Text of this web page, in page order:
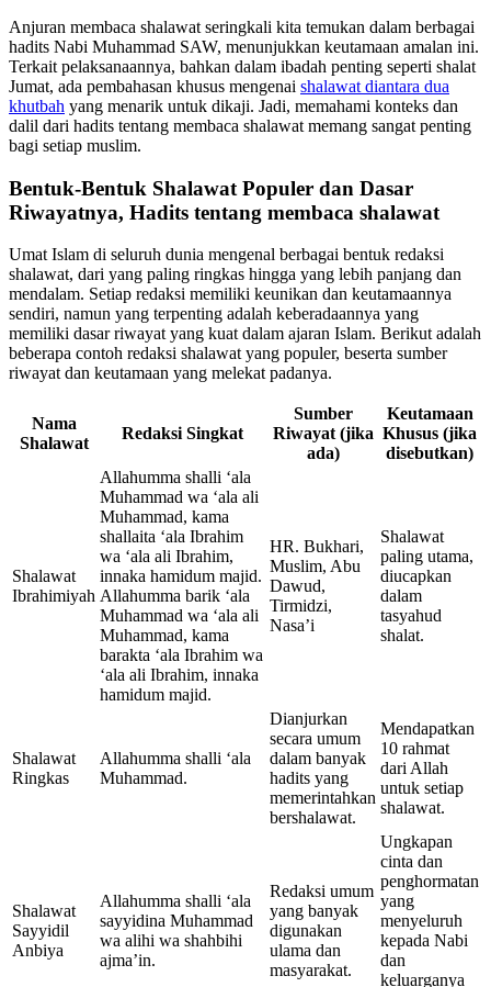
Anjuran membaca shalawat seringkali kita temukan dalam berbagai
hadits Nabi Muhammad SAW, menunjukkan keutamaan amalan ini.
Terkait pelaksanaannya, bahkan dalam ibadah penting seperti shalat
Jumat, ada pembahasan khusus mengenai shalawat diantara dua
khutbah yang menarik untuk dikaji. Jadi, memahami konteks dan
dalil dari hadits tentang membaca shalawat memang sangat penting
bagi setiap muslim.
Bentuk-Bentuk Shalawat Populer dan Dasar
Riwayatnya, Hadits tentang membaca shalawat
Umat Islam di seluruh dunia mengenal berbagai bentuk redaksi
shalawat, dari yang paling ringkas hingga yang lebih panjang dan
mendalam. Setiap redaksi memiliki keunikan dan keutamaannya
sendiri, namun yang terpenting adalah keberadaannya yang
memiliki dasar riwayat yang kuat dalam ajaran Islam. Berikut adalah
beberapa contoh redaksi shalawat yang populer, beserta sumber
riwayat dan keutamaan yang melekat padanya.
Nama
Shalawat
Redaksi Singkat
Sumber
Riwayat (jika
ada)
Keutamaan
Khusus (jika
disebutkan)
Shalawat
Ibrahimiyah
Allahumma shalli ‘ala
Muhammad wa ‘ala ali
Muhammad, kama
shallaita ‘ala Ibrahim
wa ‘ala ali Ibrahim,
innaka hamidum majid.
Allahumma barik ‘ala
Muhammad wa ‘ala ali
Muhammad, kama
barakta ‘ala Ibrahim wa
‘ala ali Ibrahim, innaka
hamidum majid.
HR. Bukhari,
Muslim, Abu
Dawud,
Tirmidzi,
Nasa’i
Shalawat
paling utama,
diucapkan
dalam
tasyahud
shalat.
Shalawat
Ringkas
Allahumma shalli ‘ala
Muhammad.
Dianjurkan
secara umum
dalam banyak
hadits yang
memerintahkan
bershalawat.
Mendapatkan
10 rahmat
dari Allah
untuk setiap
shalawat.
Shalawat
Sayyidil
Anbiya
Allahumma shalli ‘ala
sayyidina Muhammad
wa alihi wa shahbihi
ajma’in.
Redaksi umum
yang banyak
digunakan
ulama dan
masyarakat.
Ungkapan
cinta dan
penghormatan
yang
menyeluruh
kepada Nabi
dan
keluarganya